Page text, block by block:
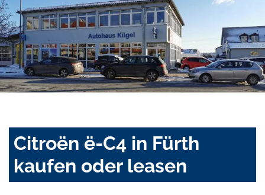
Citroën ë-C4 in Fürth
kaufen oder leasen